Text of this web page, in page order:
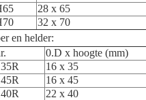
28 x 65
32 x 70
en helder:
0.D x hoogte (mm)
16 x 35
16 x 45
22 x 40